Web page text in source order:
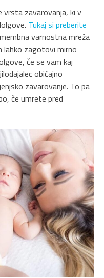
vrsta zavarovanja, ki v
Tukaj si preberite
varnostna mreža
lahko zagotovi mirno
če se vam kaj
običajno
zavarovanje. To pa
če umrete pred